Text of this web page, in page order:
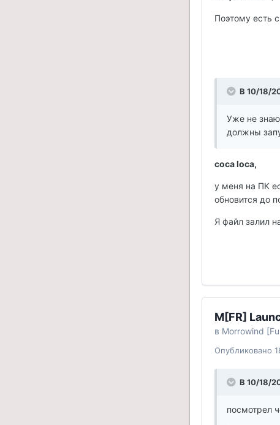
Поэтому есть
В 10/18/
Уже не знаю
должны
coca loca,
у меня на ПК
обновится до
Я файл залил
M[FR]
в Morrowind
Опубликовано
В 10/18/
посмотрел